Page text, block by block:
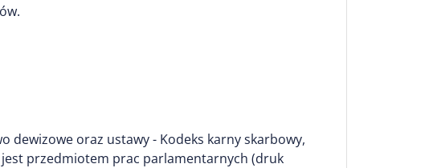
dewizowe oraz ustawy - Kodeks karny skarbowy,
przedmiotem prac parlamentarnych (druk